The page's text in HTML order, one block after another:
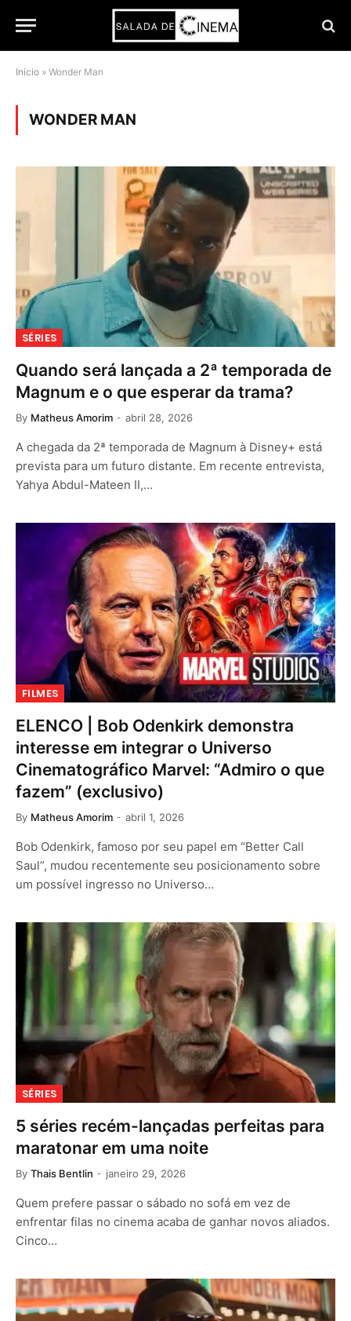
Início » Wonder Man
WONDER MAN
SÉRIES
Quando será lançada a 2ª temporada de
Magnum e o que esperar da trama?
By Matheus Amorim abril 28, 2026
A chegada da 2ª temporada de Magnum à Disney+ está
prevista para um futuro distante. Em recente entrevista,
Yahya Abdul-Mateen II,…
FILMES
ELENCO | Bob Odenkirk demonstra
interesse em integrar o Universo
Cinematográfico Marvel: “Admiro o que
fazem” (exclusivo)
By Matheus Amorim abril 1, 2026
Bob Odenkirk, famoso por seu papel em “Better Call
Saul”, mudou recentemente seu posicionamento sobre
um possível ingresso no Universo…
SÉRIES
5 séries recém-lançadas perfeitas para
maratonar em uma noite
By Thais Bentlin janeiro 29, 2026
Quem prefere passar o sábado no sofá em vez de
enfrentar filas no cinema acaba de ganhar novos aliados.
Cinco…